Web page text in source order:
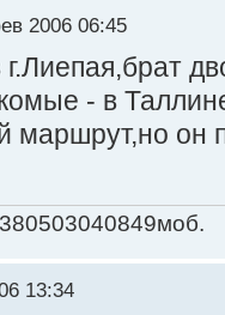
2006 06:45
- в
маршрут,но он
13:34